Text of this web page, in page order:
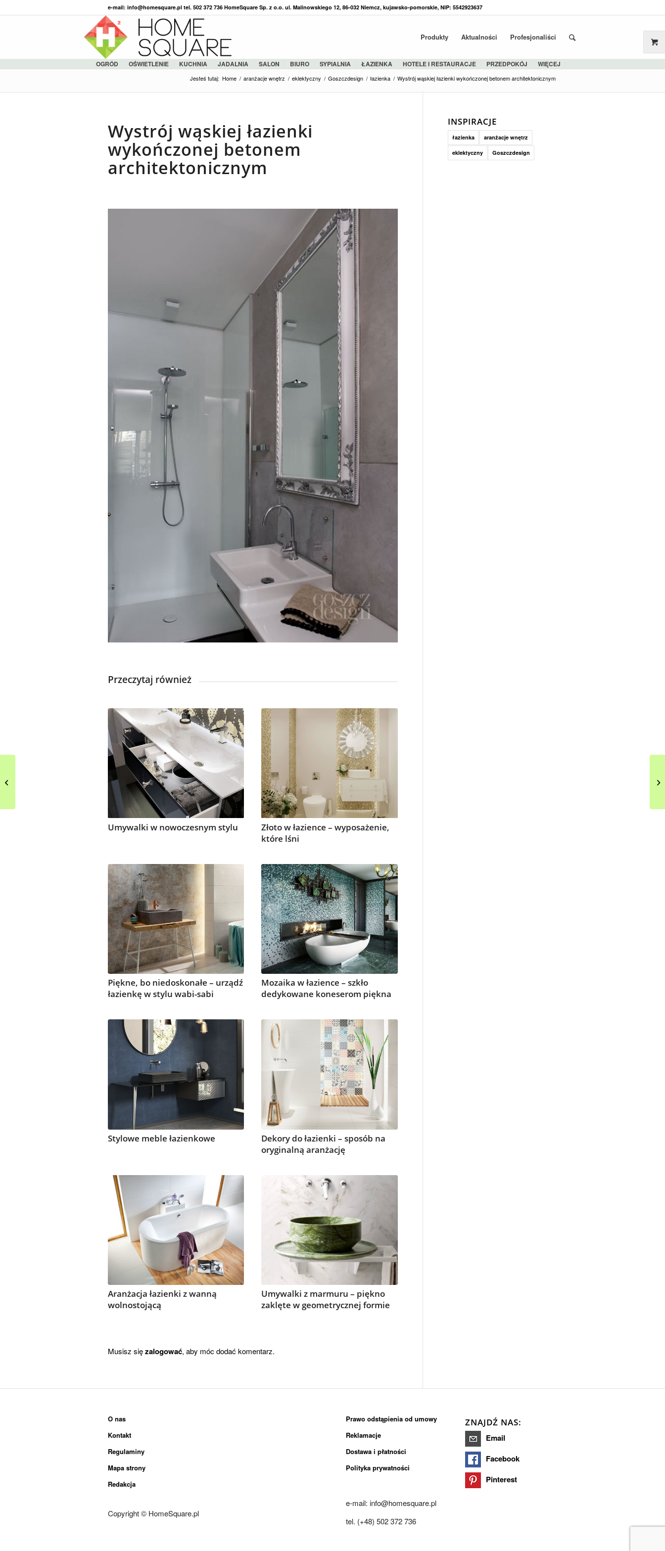
e-mail: info@homesquare.pl tel. 502 372 736 HomeSquare Sp. z o.o. ul. Malinowskiego 12, 86-032 Niemcz, kujawsko-pomorskie, NIP: 5542923637
Produkty Aktualności Profesjonaliści
OGRÓD OŚWIETLENIE KUCHNIA JADALNIA SALON BIURO SYPIALNIA ŁAZIENKA HOTELE I RESTAURACJE PRZEDPOKÓJ WIĘCEJ
Jesteś tutaj: Home / aranżacje wnętrz / eklektyczny / Goszczdesign / łazienka / Wystrój wąskiej łazienki wykończonej betonem architektonicznym
Wystrój wąskiej łazienki
wykończonej betonem
architektonicznym
Przeczytaj również
Umywalki w nowoczesnym stylu
Złoto w łazience – wyposażenie,
które lśni
Piękne, bo niedoskonałe – urządź
łazienkę w stylu wabi-sabi
Mozaika w łazience – szkło
dedykowane koneserom piękna
Stylowe meble łazienkowe
Dekory do łazienki – sposób na
oryginalną aranżację
Aranżacja łazienki z wanną
wolnostojącą
Umywalki z marmuru – piękno
zaklęte w geometrycznej formie
Musisz sięzalogować, aby móc dodać komentarz.
INSPIRACJE
łazienka aranżacje wnętrz
eklektyczny Goszczdesign
O nas
Kontakt
Regulaminy
Mapa strony
Redakcja
Copyright © HomeSquare.pl
Prawo odstąpienia od umowy
Reklamacje
Dostawa i płatności
Polityka prywatności
e-mail: info@homesquare.pl
tel. (+48) 502 372 736
ZNAJDŹ NAS:
Email
Facebook
Pinterest